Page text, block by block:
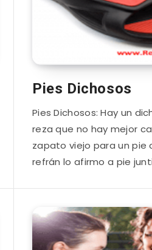
Pies Dichosos
Pies Dichosos: Hay un
reza que no hay mejor
zapato viejo para un pie
refrán lo afirmo a pie